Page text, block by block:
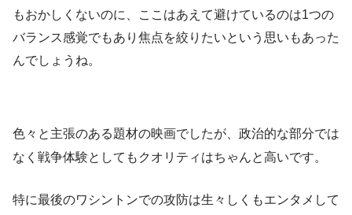
もおかしくないのに、ここはあえて避けているのは1つの
バランス感覚でもあり焦点を絞りたいという思いもあった
んでしょうね。
色々と主張のある題材の映画でしたが、政治的な部分では
なく戦争体験としてもクオリティはちゃんと高いです。
特に最後のワシントンでの攻防は生々しくもエンタメして